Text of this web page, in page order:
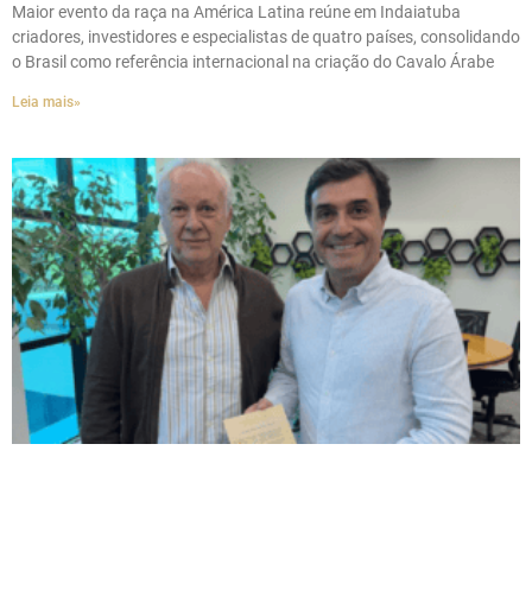
Maior evento da raça na América Latina reúne em Indaiatuba
criadores, investidores e especialistas de quatro países, consolidando
o Brasil como referência internacional na criação do Cavalo Árabe
Leia mais»